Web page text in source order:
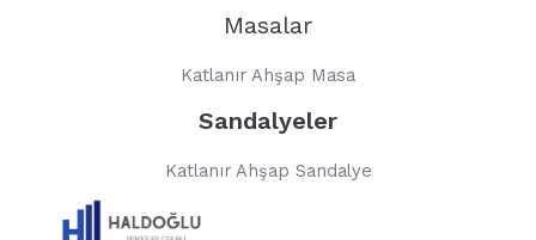
Masalar
Katlanır Ahşap Masa
Sandalyeler
Katlanır Ahşap Sandalye